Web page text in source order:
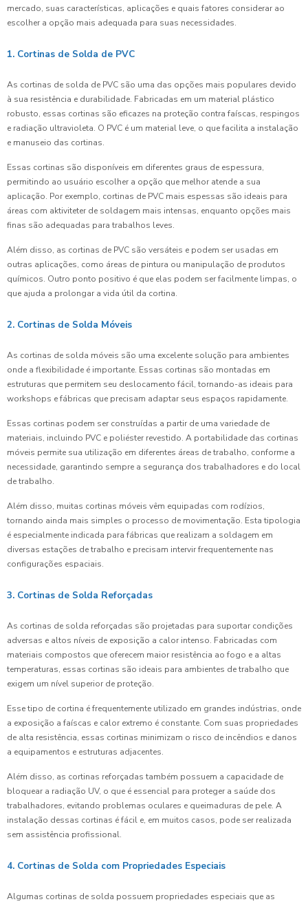
mercado, suas características, aplicações e quais fatores considerar ao
escolher a opção mais adequada para suas necessidades.
1. Cortinas de Solda de PVC
As cortinas de solda de PVC são uma das opções mais populares devido
à sua resistência e durabilidade. Fabricadas em um material plástico
robusto, essas cortinas são eficazes na proteção contra faíscas, respingos
e radiação ultravioleta. O PVC é um material leve, o que facilita a instalação
e manuseio das cortinas.
Essas cortinas são disponíveis em diferentes graus de espessura,
permitindo ao usuário escolher a opção que melhor atende a sua
aplicação. Por exemplo, cortinas de PVC mais espessas são ideais para
áreas com aktiviteter de soldagem mais intensas, enquanto opções mais
finas são adequadas para trabalhos leves.
Além disso, as cortinas de PVC são versáteis e podem ser usadas em
outras aplicações, como áreas de pintura ou manipulação de produtos
químicos. Outro ponto positivo é que elas podem ser facilmente limpas, o
que ajuda a prolongar a vida útil da cortina.
2. Cortinas de Solda Móveis
As cortinas de solda móveis são uma excelente solução para ambientes
onde a flexibilidade é importante. Essas cortinas são montadas em
estruturas que permitem seu deslocamento fácil, tornando-as ideais para
workshops e fábricas que precisam adaptar seus espaços rapidamente.
Essas cortinas podem ser construídas a partir de uma variedade de
materiais, incluindo PVC e poliéster revestido. A portabilidade das cortinas
móveis permite sua utilização em diferentes áreas de trabalho, conforme a
necessidade, garantindo sempre a segurança dos trabalhadores e do local
de trabalho.
Além disso, muitas cortinas móveis vêm equipadas com rodízios,
tornando ainda mais simples o processo de movimentação. Esta tipologia
é especialmente indicada para fábricas que realizam a soldagem em
diversas estações de trabalho e precisam intervir frequentemente nas
configurações espaciais.
3. Cortinas de Solda Reforçadas
As cortinas de solda reforçadas são projetadas para suportar condições
adversas e altos níveis de exposição a calor intenso. Fabricadas com
materiais compostos que oferecem maior resistência ao fogo e a altas
temperaturas, essas cortinas são ideais para ambientes de trabalho que
exigem um nível superior de proteção.
Esse tipo de cortina é frequentemente utilizado em grandes indústrias, onde
a exposição a faíscas e calor extremo é constante. Com suas propriedades
de alta resistência, essas cortinas minimizam o risco de incêndios e danos
a equipamentos e estruturas adjacentes.
Além disso, as cortinas reforçadas também possuem a capacidade de
bloquear a radiação UV, o que é essencial para proteger a saúde dos
trabalhadores, evitando problemas oculares e queimaduras de pele. A
instalação dessas cortinas é fácil e, em muitos casos, pode ser realizada
sem assistência profissional.
4. Cortinas de Solda com Propriedades Especiais
Algumas cortinas de solda possuem propriedades especiais que as